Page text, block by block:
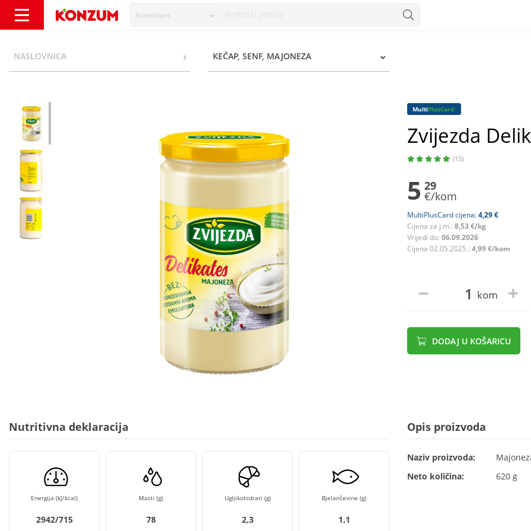
Asortiman
NASLOVNICA KEČAP, SENF, MAJONEZA
MultiPlusCard
Zvijezda
(15)
5 29
€/kom
MultiPlusCard cijena:4,29 €
Cijena za j.m.: 8,53 €/kg
Vrijedi do: 06.09.2026
Cijena 02.05.2025.: 4,99 €/kom
kom
DODAJ U KOŠARICU
Nutritivna deklaracija
Energija (kJ/kcal)
2942/715
Masti (g)
78
Ugljikohidrati (g)
2,3
Bjelančevine (g)
1,1
Opis proizvoda
Naziv proizvoda:
Neto količina:
620 g